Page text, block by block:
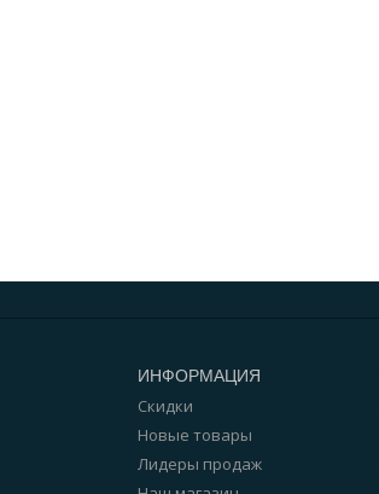
ИНФОРМАЦИЯ
Скидки
Новые товары
Лидеры продаж